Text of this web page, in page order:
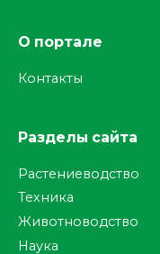
О портале
Контакты
Разделы сайта
Растениеводство
Техника
Животноводство
Наука